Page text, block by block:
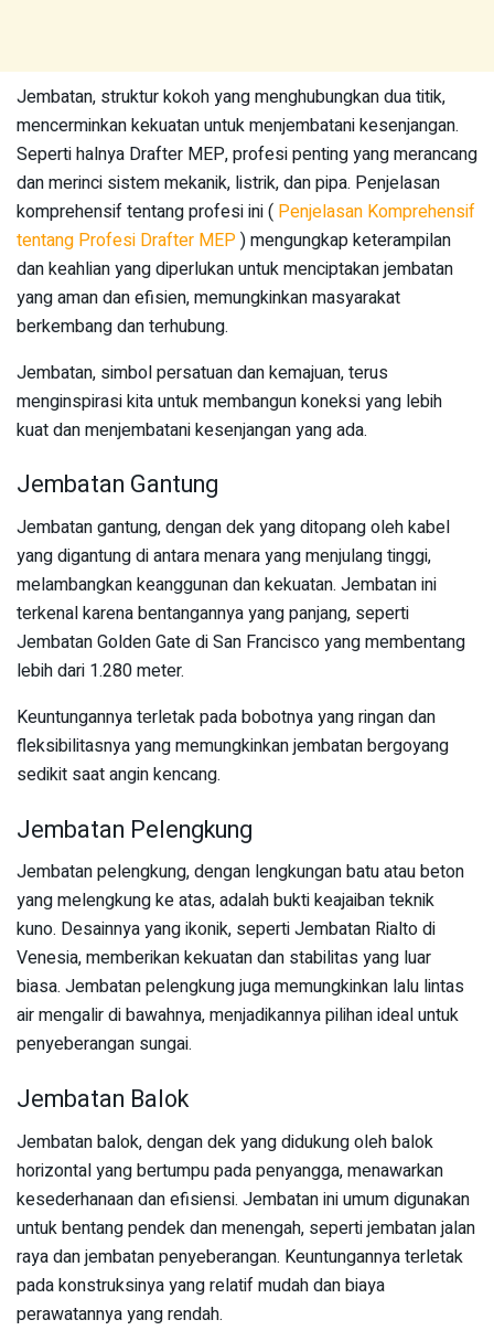
Jembatan, struktur kokoh yang menghubungkan dua titik,
mencerminkan kekuatan untuk menjembatani kesenjangan.
Seperti halnya Drafter MEP, profesi penting yang merancang
dan merinci sistem mekanik, listrik, dan pipa. Penjelasan
komprehensif tentang profesi ini ( Penjelasan Komprehensif
tentang Profesi Drafter MEP) mengungkap keterampilan
dan keahlian yang diperlukan untuk menciptakan jembatan
yang aman dan efisien, memungkinkan masyarakat
berkembang dan terhubung.
Jembatan, simbol persatuan dan kemajuan, terus
menginspirasi kita untuk membangun koneksi yang lebih
kuat dan menjembatani kesenjangan yang ada.
Jembatan Gantung
Jembatan gantung, dengan dek yang ditopang oleh kabel
yang digantung di antara menara yang menjulang tinggi,
melambangkan keanggunan dan kekuatan. Jembatan ini
terkenal karena bentangannya yang panjang, seperti
Jembatan Golden Gate di San Francisco yang membentang
lebih dari 1.280 meter.
Keuntungannya terletak pada bobotnya yang ringan dan
fleksibilitasnya yang memungkinkan jembatan bergoyang
sedikit saat angin kencang.
Jembatan Pelengkung
Jembatan pelengkung, dengan lengkungan batu atau beton
yang melengkung ke atas, adalah bukti keajaiban teknik
kuno. Desainnya yang ikonik, seperti Jembatan Rialto di
Venesia, memberikan kekuatan dan stabilitas yang luar
biasa. Jembatan pelengkung juga memungkinkan lalu lintas
air mengalir di bawahnya, menjadikannya pilihan ideal untuk
penyeberangan sungai.
Jembatan Balok
Jembatan balok, dengan dek yang didukung oleh balok
horizontal yang bertumpu pada penyangga, menawarkan
kesederhanaan dan efisiensi. Jembatan ini umum digunakan
untuk bentang pendek dan menengah, seperti jembatan jalan
raya dan jembatan penyeberangan. Keuntungannya terletak
pada konstruksinya yang relatif mudah dan biaya
perawatannya yang rendah.